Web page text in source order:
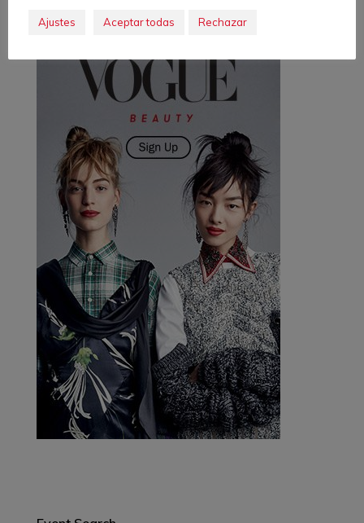
Ajustes Aceptar todas Rechazar